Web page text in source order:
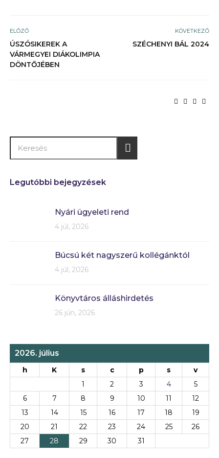
ELŐZŐ
ÚSZÓSIKEREK A
VÁRMEGYEI DIÁKOLIMPIA
DÖNTŐJÉBEN
KÖVETKEZŐ
SZÉCHENYI BÁL 2024
Legutóbbi bejegyzések
Nyári ügyeleti rend
4 júl, 2026
Búcsú két nagyszerű kollégánktól
4 júl, 2026
Könyvtáros álláshirdetés
26 jún, 2026
2026. július
h K s c p s
v
1
2 3 4
5
6
7 8 9 10 11
12
13
14 15 16 17 18
19
20
21 22 23 24 25
26
27
28 29 30 31